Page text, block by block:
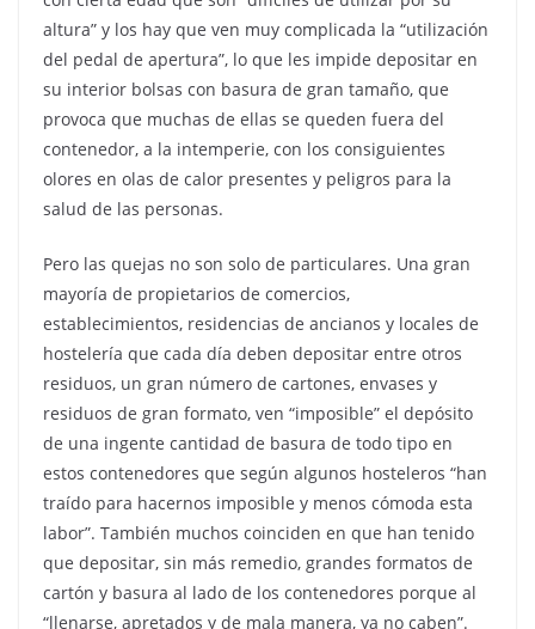
altura” y los hay que ven muy complicada la “utilización
del pedal de apertura”, lo que les impide depositar en
su interior bolsas con basura de gran tamaño, que
provoca que muchas de ellas se queden fuera del
contenedor, a la intemperie, con los consiguientes
olores en olas de calor presentes y peligros para la
salud de las personas.
Pero las quejas no son solo de particulares. Una gran
mayoría de propietarios de comercios,
establecimientos, residencias de ancianos y locales de
hostelería que cada día deben depositar entre otros
residuos, un gran número de cartones, envases y
residuos de gran formato, ven “imposible” el depósito
de una ingente cantidad de basura de todo tipo en
estos contenedores que según algunos hosteleros “han
traído para hacernos imposible y menos cómoda esta
labor”. También muchos coinciden en que han tenido
que depositar, sin más remedio, grandes formatos de
cartón y basura al lado de los contenedores porque al
“llenarse, apretados y de mala manera, ya no caben”.